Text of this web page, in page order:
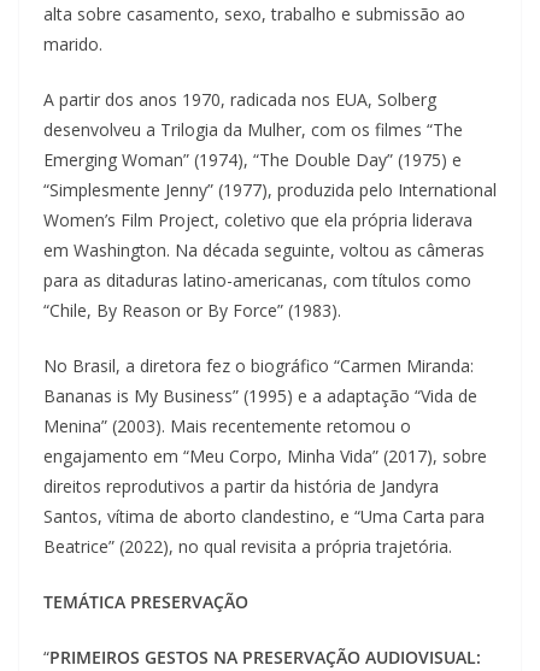
alta sobre casamento, sexo, trabalho e submissão ao
marido.
A partir dos anos 1970, radicada nos EUA, Solberg
desenvolveu a Trilogia da Mulher, com os filmes “The
Emerging Woman” (1974), “The Double Day” (1975) e
“Simplesmente Jenny” (1977), produzida pelo International
Women’s Film Project, coletivo que ela própria liderava
em Washington. Na década seguinte, voltou as câmeras
para as ditaduras latino-americanas, com títulos como
“Chile, By Reason or By Force” (1983).
No Brasil, a diretora fez o biográfico “Carmen Miranda:
Bananas is My Business” (1995) e a adaptação “Vida de
Menina” (2003). Mais recentemente retomou o
engajamento em “Meu Corpo, Minha Vida” (2017), sobre
direitos reprodutivos a partir da história de Jandyra
Santos, vítima de aborto clandestino, e “Uma Carta para
Beatrice” (2022), no qual revisita a própria trajetória.
TEMÁTICA PRESERVAÇÃO
“PRIMEIROS GESTOS NA PRESERVAÇÃO AUDIOVISUAL: